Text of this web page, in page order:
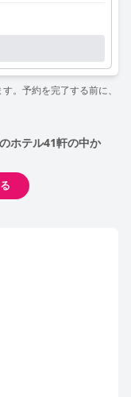
。予約を完了する前に、
ホテル41軒の中か